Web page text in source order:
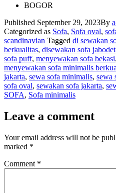
BOGOR
Published September 29, 2023By
Categorized as Sofa, Sofa oval,
scandinavian Tagged di sewakan
berkualitas, disewakan sofa
sofa puff, menyewakan sofa bekasi,
menyewakan sofa minimalis
jakarta, sewa sofa minimalis, sewa
sofa oval, sewakan sofa jakarta,
SOFA, Sofa minimalis
Leave a comment
Your email address will not be
marked *
Comment *